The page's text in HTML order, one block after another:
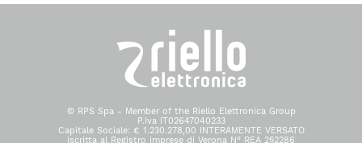
© RPS Spa - Member of the Riello Elettronica Group
P.Iva IT02647040233
Capitale Sociale: € 1.230.278,00 INTERAMENTE VERSATO
Iscritta al Registro imprese di Verona N° REA 252286